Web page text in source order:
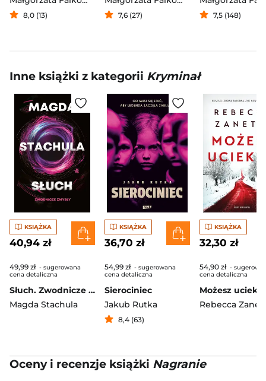
8,0 (13) 7,6 (27) 7,5 (148)
Inne książki z kategorii Kryminał
KSIĄŻKA
40,94 zł
49,99 zł - sugerowana
cena detaliczna
Słuch. Zwodnicze zmysły. Tom 2
Magda Stachula
KSIĄŻKA
36,70 zł
54,99 zł - sugerowana
cena detaliczna
Sierociniec
Jakub Rutka
8,4 (63)
KSIĄŻKA
32,30 zł
54,90 zł -
cena detaliczna
Możesz
Rebecca
Oceny i recenzje książki Nagranie